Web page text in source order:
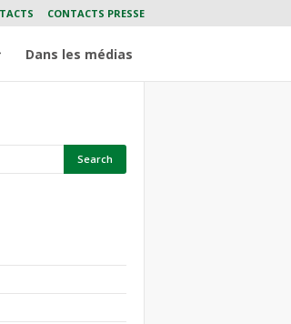
CONTACTS PRESSE
Dans les médias